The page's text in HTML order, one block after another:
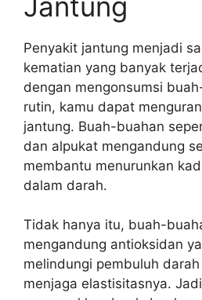
Penyakit jantung menjadi
kematian yang banyak
dengan mengonsumsi
rutin, kamu dapat
jantung. Buah-buahan
dan alpukat mengandung
membantu menurunkan
dalam darah.
Tidak hanya itu, buah-
mengandung antioksidan
melindungi pembuluh
menjaga elastisitasnya.